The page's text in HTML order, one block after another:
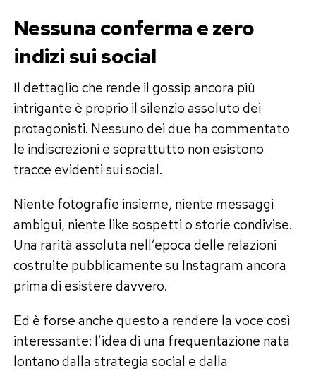
Nessuna conferma e zero
indizi sui social
Il dettaglio che rende il gossip ancora più
intrigante è proprio il silenzio assoluto dei
protagonisti. Nessuno dei due ha commentato
le indiscrezioni e soprattutto non esistono
tracce evidenti sui social.
Niente fotografie insieme, niente messaggi
ambigui, niente like sospetti o storie condivise.
Una rarità assoluta nell’epoca delle relazioni
costruite pubblicamente su Instagram ancora
prima di esistere davvero.
Ed è forse anche questo a rendere la voce così
interessante: l’idea di una frequentazione nata
lontano dalla strategia social e dalla